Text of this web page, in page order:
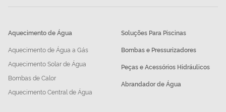
Aquecimento de Água
Aquecimento de Água a Gás
Aquecimento Solar de Água
Bombas de Calor
Aquecimento Central de Água
Soluções Para Piscinas
Bombas e Pressurizadores
Peças e Acessórios Hidráulicos
Abrandador de Água